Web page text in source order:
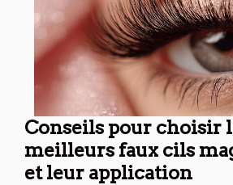
Conseils pour choisir
meilleurs faux cils
et leur application